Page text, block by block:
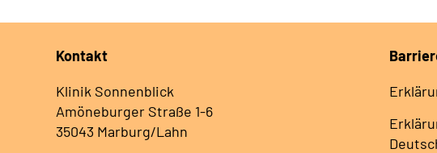
Kontakt
Klinik Sonnenblick
Amöneburger Straße 1-6
35043 Marburg/Lahn